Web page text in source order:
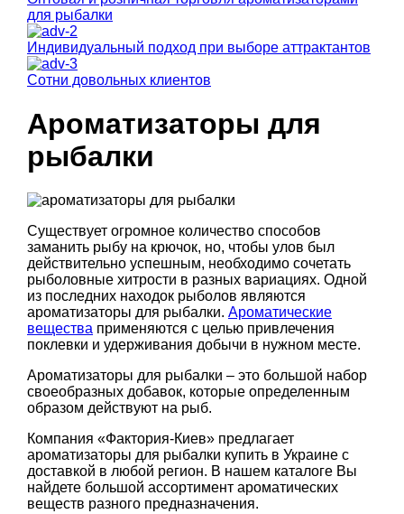
для рыбалки
Индивидуальный подход при выборе аттрактантов
Сотни довольных клиентов
Ароматизаторы для
рыбалки
Существует огромное количество способов
заманить рыбу на крючок, но, чтобы улов был
действительно успешным, необходимо сочетать
рыболовные хитрости в разных вариациях. Одной
из последних находок рыболов являются
ароматизаторы для рыбалки. Ароматические
вещества применяются с целью привлечения
поклевки и удерживания добычи в нужном месте.
Ароматизаторы для рыбалки – это большой набор
своеобразных добавок, которые определенным
образом действуют на рыб.
Компания «Фактория-Киев» предлагает
ароматизаторы для рыбалки купить в Украине с
доставкой в любой регион. В нашем каталоге Вы
найдете большой ассортимент ароматических
веществ разного предназначения.